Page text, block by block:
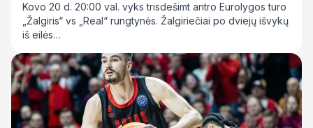
Kovo 20 d. 20:00 val. vyks trisdešimt antro Eurolygos turo
„Žalgiris“ vs „Real“ rungtynės. Žalgiriečiai po dviejų išvykų
iš eilės…